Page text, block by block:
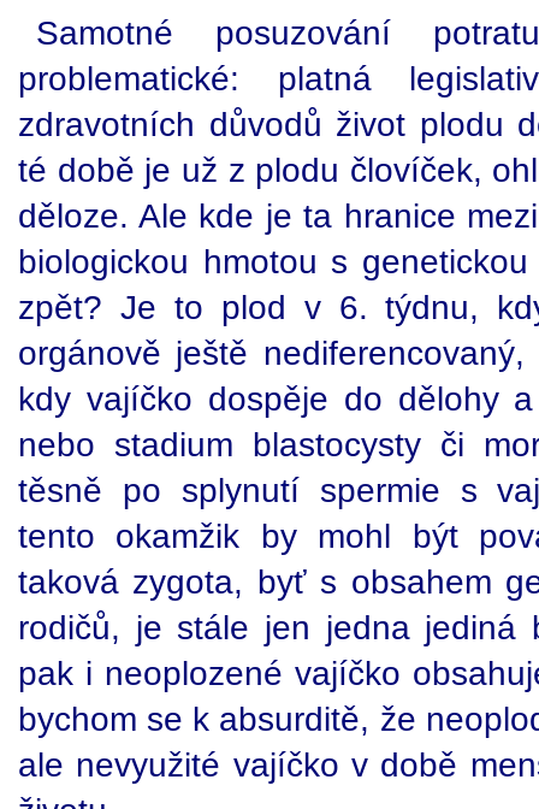
Samotné posuzování
problematické: platná
zdravotních důvodů život plodu
té době je už z plodu človíček,
děloze. Ale kde je ta hranice
biologickou hmotou s
zpět? Je to plod v 6. týdnu,
orgánově ještě
kdy vajíčko dospěje do dělohy
nebo stadium blastocysty či
těsně po splynutí spermie s
tento okamžik by mohl být
taková zygota, byť s obsahem
rodičů, je stále jen jedna jediná
pak i neoplozené vajíčko
bychom se k absurditě, že
ale nevyužité vajíčko v době